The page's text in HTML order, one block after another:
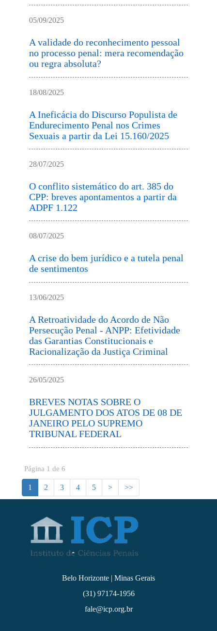
05/09/2025
A validade do reconhecimento pessoal
no processo penal: mera recomendação
ou regra absoluta?
18/08/2025
A Ineficácia do Discurso Populista de
Endurecimento Penal nos Crimes
Sexuais a partir da Lei 15.160/2025
28/07/2025
O conflito sistemático do art. 385 do
CPP: breves apontamentos a partir da
ADPF 1.122
08/07/2025
A crise do bem jurídico e a tutela penal
de sentimentos
13/06/2025
A Retroatividade do Acordo de Não
Persecução Penal - ANPP: Efetividade
das Garantias Constitucionais e
Racionalização da Justiça Criminal
26/05/2025
BREVES NOTAS SOBRE O
JULGAMENTO DOS ATOS DE 08 DE
JANEIRO PELO SUPREMO
TRIBUNAL FEDERAL
Página 1 de 6
1 2 3 4 5 > >>
Belo Horizonte | Minas Gerais
(31) 97174-1956
fale@icp.org.br